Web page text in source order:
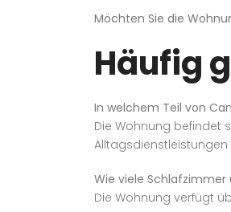
Möchten Sie die
Häufig
In welchem Teil von
Die Wohnung befindet
Alltagsdienstleistungen
Wie viele Schlafzimmer
Die Wohnung verfügt